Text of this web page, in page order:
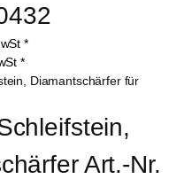
*
*
Art.-Nr.